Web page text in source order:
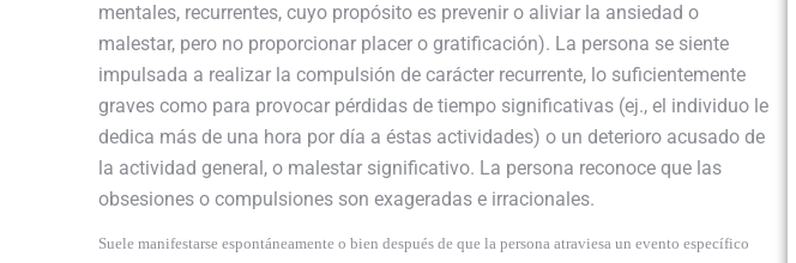
mentales, recurrentes, cuyo propósito es prevenir o aliviar la ansiedad o
malestar, pero no proporcionar placer o gratificación). La persona se siente
impulsada a realizar la compulsión de carácter recurrente, lo suficientemente
graves como para provocar pérdidas de tiempo significativas (ej., el individuo le
dedica más de una hora por día a éstas actividades) o un deterioro acusado de
la actividad general, o malestar significativo. La persona reconoce que las
obsesiones o compulsiones son exageradas e irracionales.
Suele manifestarse espontáneamente o bien después de que la persona atraviesa un evento específico